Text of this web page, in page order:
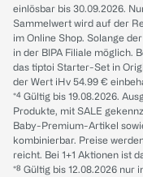
einlösbar bis 30.09.2026.
Sammelwert wird auf der
im Online Shop. Solange
in der BIPA Filiale möglich.
das tiptoi Starter-Set in
der Wert iHv 54.99 €
*⁴ Gültig bis 19.08.2026.
Produkte, mit SALE
Baby-Premium-Artikel
kombinierbar. Preise
reicht. Bei 1+1 Aktionen ist
*⁸ Gültig bis 12.08.2026 nur